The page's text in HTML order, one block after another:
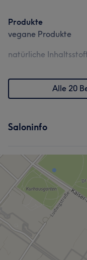
Produkte
vegane Produkte
natürliche
Alle 20
Saloninfo